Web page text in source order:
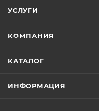
УСЛУГИ
КОМПАНИЯ
КАТАЛОГ
ИНФОРМАЦИЯ